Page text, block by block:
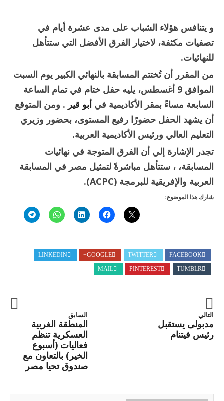
و يتنافس هؤلاء الشباب على مدى عشرة أيام في
تصفيات مكثفة، لاختيار الفرق الأفضل التي ستتأهل
للنهائيات.
من المقرر أن تُختتم المسابقة بالنهائي الكبير يوم السبت
الموافق 9 أغسطس، يليه حفل ختام في تمام الساعة
السابعة مساءً بمقر الأكاديمية فيأبو قير. ومن المتوقع
أن يشهد الحفل حضورًا رفيع المستوى، بحضور وزيري
التعليم العالي ورئيس الأكاديمية العربية.
تجدر الإشارة إلي أن الفرق المتوجة في نهائيات
المسابقة، ، ستتأهل مباشرةً لتمثيل مصر في المسابقة
العربية والإفريقية للبرمجة (ACPC).
شارك هذا الموضوع:
FACEBOOK
TWITTER
GOOGLE+
LINKEDIN
TUMBLR
PINTEREST
MAIL
السابق
المنطقة الغربية
العسكرية تنظم
فعاليات (أسبوع
الخير) بالتعاون مع
صندوق تحيا مصر
التالي
مدبولى يستقبل
رئيس فيتنام